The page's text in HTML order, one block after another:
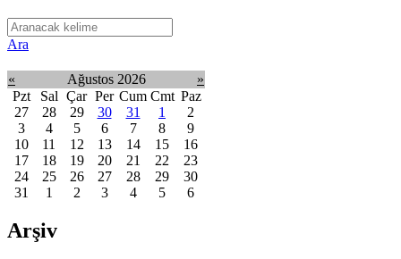
Ara
« Ağustos 2026
»
Pzt
Sal Çar Per Cum Cmt Paz
27
28 29 30 31 1
2
3
4 5 6 7 8
9
10
11 12 13 14 15
16
17
18 19 20 21 22
23
24
25 26 27 28 29
30
31
1 2 3 4 5 6
Arşiv